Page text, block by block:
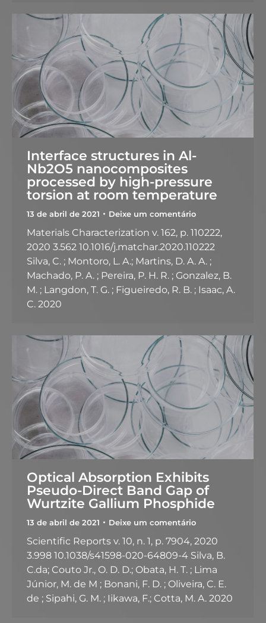
Interface structures in Al-
Nb2O5 nanocomposites
processed by high-pressure
torsion at room temperature
13 de abril de 2021 Deixe um comentário
Materials Characterization v. 162, p. 110222,
2020 3.562 10.1016/j.matchar.2020.110222
Silva, C. ; Montoro, L. A.; Martins, D. A. A. ;
Machado, P. A. ; Pereira, P. H. R. ; Gonzalez, B.
M. ; Langdon, T. G. ; Figueiredo, R. B. ; Isaac, A.
C. 2020
Optical Absorption Exhibits
Pseudo-Direct Band Gap of
Wurtzite Gallium Phosphide
13 de abril de 2021 Deixe um comentário
Scientific Reports v. 10, n. 1, p. 7904, 2020
3.998 10.1038/s41598-020-64809-4 Silva, B.
C.da; Couto Jr., O. D. D.; Obata, H. T. ; Lima
Júnior, M. de M ; Bonani, F. D. ; Oliveira, C. E.
de ; Sipahi, G. M. ; Iikawa, F.; Cotta, M. A. 2020